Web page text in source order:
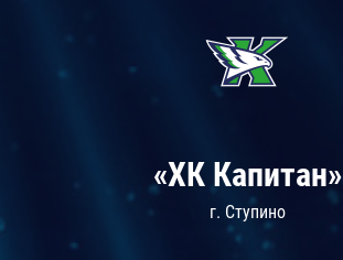
«ХК Капитан»
г. Ступино